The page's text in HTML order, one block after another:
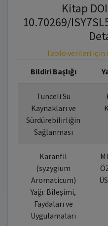
Kitap
10.70269/
Tablo verileri için
Bildiri Başlığı
Tunceli Su
Kaynakları ve
Sürdürebilirliğin
Sağlanması
Karanfil
(syzygium
Aromaticum)
Yağı: Bileşimi,
Faydaları ve
Uygulamaları